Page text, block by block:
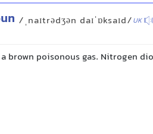
/ˌnaɪtrədʒən daɪˈɒksaɪd/UK
a brown poisonous gas. Nitrogen